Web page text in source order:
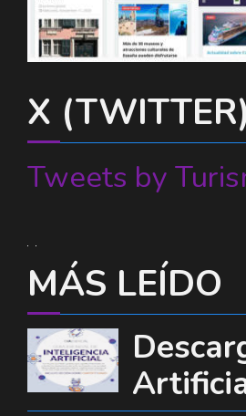
X (TWITTER)
Tweets by
MÁS LEÍDO